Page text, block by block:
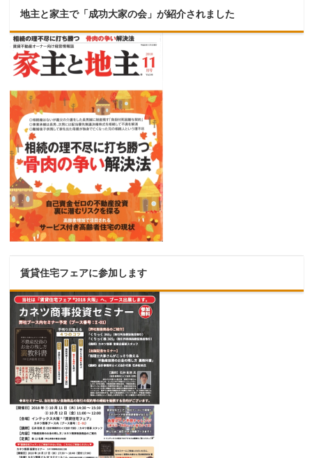
地主と家主で「成功大家の会」が紹介されました
賃貸住宅フェアに参加します